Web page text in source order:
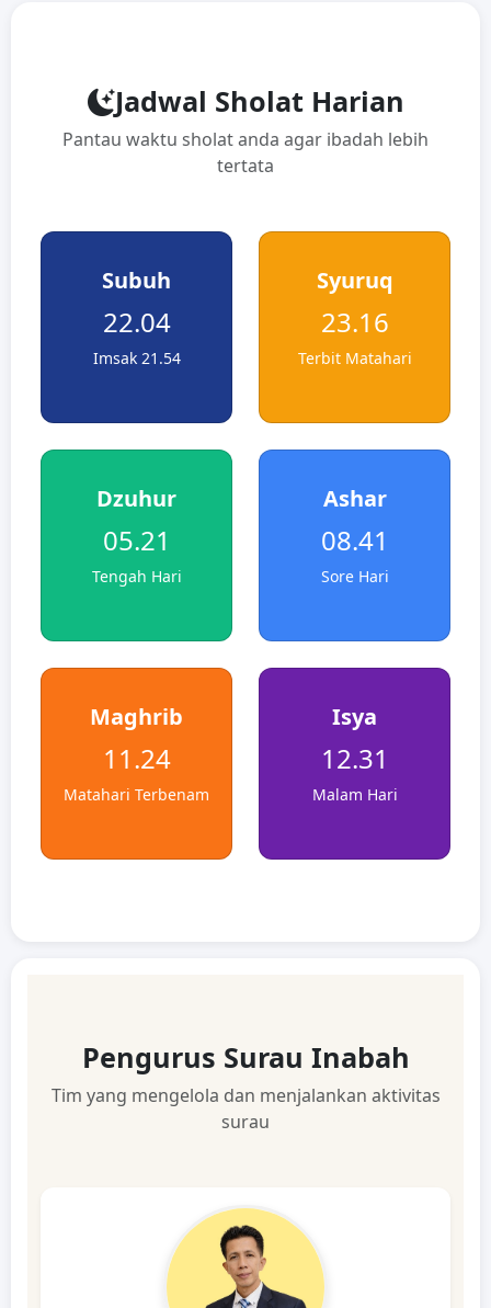
Jadwal Sholat Harian
Pantau waktu sholat anda agar ibadah lebih
tertata
Subuh
22.04
Imsak 21.54
Syuruq
23.16
Terbit Matahari
Dzuhur
05.21
Tengah Hari
Ashar
08.41
Sore Hari
Maghrib
11.24
Matahari Terbenam
Isya
12.31
Malam Hari
Pengurus Surau Inabah
Tim yang mengelola dan menjalankan aktivitas
surau